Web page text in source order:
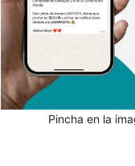
Pincha en la